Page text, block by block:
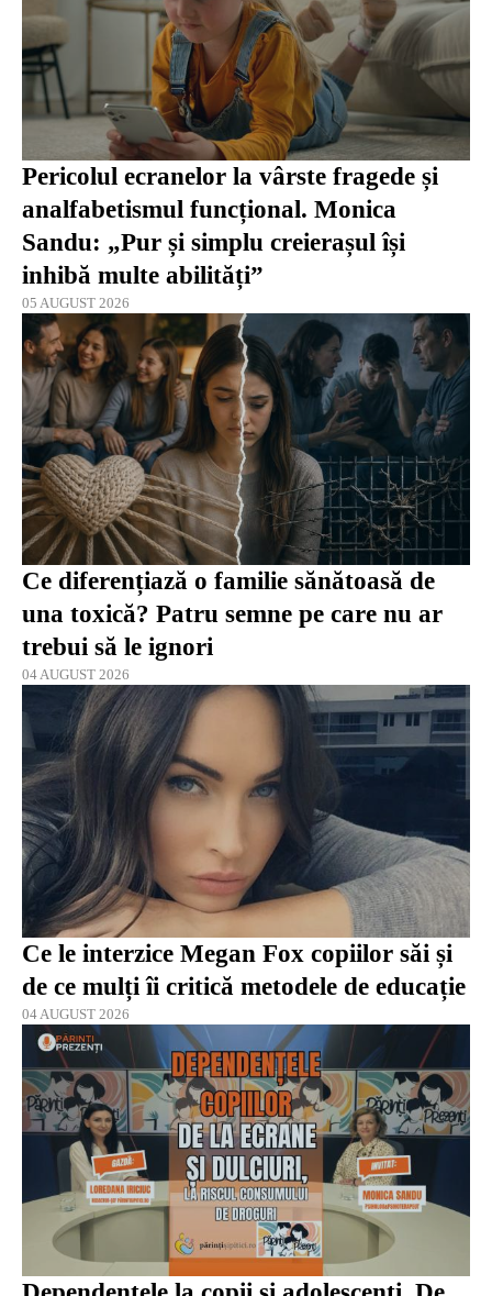
Pericolul ecranelor la vârste fragede și
analfabetismul funcțional. Monica
Sandu: „Pur și simplu creierașul își
inhibă multe abilități”
05 AUGUST 2026
Ce diferențiază o familie sănătoasă de
una toxică? Patru semne pe care nu ar
trebui să le ignori
04 AUGUST 2026
Ce le interzice Megan Fox copiilor săi și
de ce mulți îi critică metodele de educație
04 AUGUST 2026